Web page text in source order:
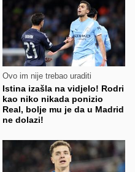
Ovo im nije trebao uraditi
Istina izašla na vidjelo! Rodri
kao niko nikada ponizio
Real, bolje mu je da u Madrid
ne dolazi!